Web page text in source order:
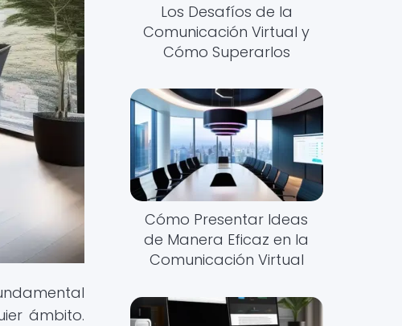
ámbito.
Los Desafíos de la
Comunicación Virtual y
Cómo Superarlos
Cómo Presentar Ideas
de Manera Eficaz en la
Comunicación Virtual